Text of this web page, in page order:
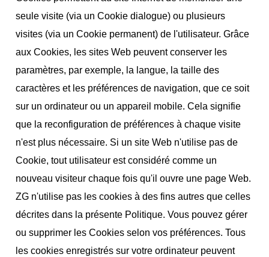
seule visite (via un Cookie dialogue) ou plusieurs
visites (via un Cookie permanent) de l'utilisateur. Grâce
aux Cookies, les sites Web peuvent conserver les
paramètres, par exemple, la langue, la taille des
caractères et les préférences de navigation, que ce soit
sur un ordinateur ou un appareil mobile. Cela signifie
que la reconfiguration de préférences à chaque visite
n'est plus nécessaire. Si un site Web n'utilise pas de
Cookie, tout utilisateur est considéré comme un
nouveau visiteur chaque fois qu'il ouvre une page Web.
ZG n'utilise pas les cookies à des fins autres que celles
décrites dans la présente Politique. Vous pouvez gérer
ou supprimer les Cookies selon vos préférences. Tous
les cookies enregistrés sur votre ordinateur peuvent